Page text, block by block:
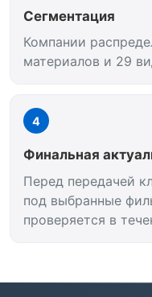
Сегментация
Компании
материалов и 29
4
Финальная
Перед передачей
под выбранные
проверяется в